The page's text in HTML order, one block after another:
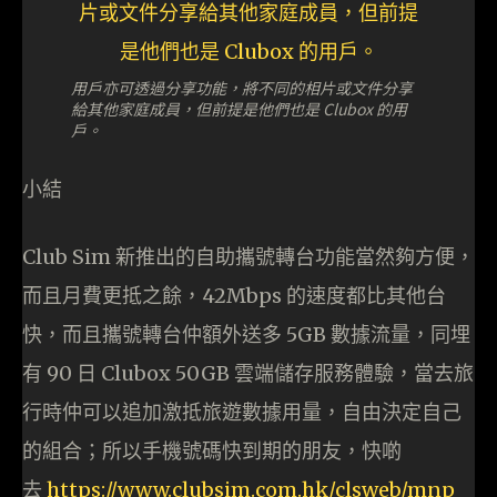
用戶亦可透過分享功能，將不同的相片或文件分享
給其他家庭成員，但前提是他們也是 Clubox 的用
戶。
小結
Club Sim 新推出的自助攜號轉台功能當然夠方便，
而且月費更抵之餘，42Mbps 的速度都比其他台
快，而且攜號轉台仲額外送多 5GB 數據流量，同埋
有 90 日 Clubox 50GB 雲端儲存服務體驗，當去旅
行時仲可以追加激抵旅遊數據用量，自由決定自己
的組合；所以手機號碼快到期的朋友，快啲
去 https://www.clubsim.com.hk/clsweb/mnp